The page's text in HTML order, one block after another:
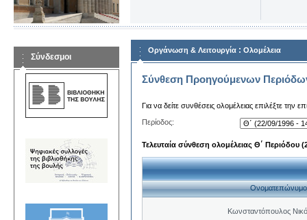
Σύνδεσμοι
Οργάνωση & Λειτουργία : Ολομέλεια
Σύνθεση Προηγούμενων
Για να δείτε συνθέσεις ολομέλειας επιλέξτε την
Περίοδος:
Τελευταία σύνθεση ολομέλειας Θ΄ Περιόδου
Ονοματεπώνυμο
Κωνσταντόπουλος